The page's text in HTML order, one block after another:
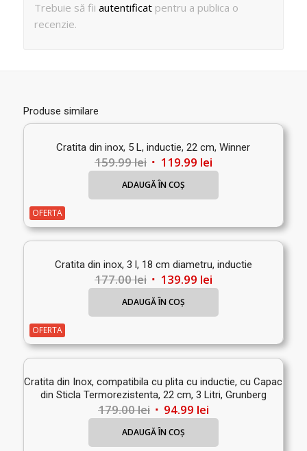
Trebuie să fii autentificatpentru a publica o
recenzie.
Produse similare
Cratita din inox, 5 L, inductie, 22 cm, Winner
159.99lei Prețul
inițial
159.99 lei.
119.99 leiPrețul
curent
este:
ADAUGĂ ÎN COȘ
OFERTA
Cratita din inox, 3 l, 18 cm diametru, inductie
177.00lei Prețul
inițial
177.00 lei.
139.99 leiPrețul
curent
este:
ADAUGĂ ÎN COȘ
OFERTA
Cratita din Inox, compatibila cu plita cu inductie, cu Capac
din Sticla Termorezistenta, 22 cm, 3 Litri, Grunberg
179.00lei Prețul
inițial
94.99 leiPrețul
curent
este:
ADAUGĂ ÎN COȘ